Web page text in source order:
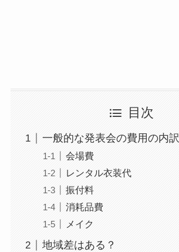
目次
一般的な発表会の費用の内訳
会場費
レンタル衣装代
振付料
消耗品費
メイク
地域差はある？